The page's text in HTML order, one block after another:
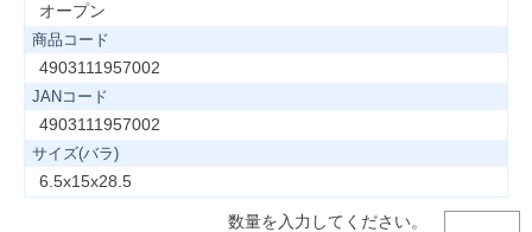
オープン
商品コード
4903111957002
JANコード
4903111957002
サイズ(バラ)
6.5x15x28.5
数量を入力してください。